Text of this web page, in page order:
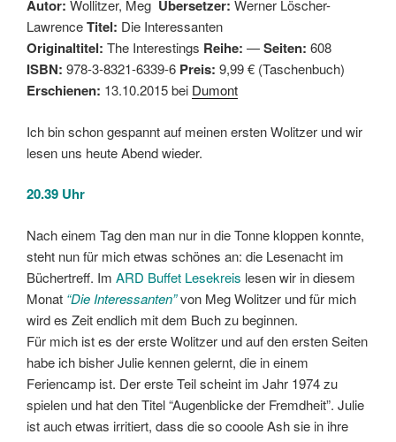
Autor: Wollitzer, Meg Übersetzer: Werner Löscher-
LawrenceTitel: Die Interessanten
Originaltitel: The Interestings Reihe: —Seiten: 608
ISBN: 978-3-8321-6339-6 Preis: 9,99 € (Taschenbuch)
Erschienen: 13.10.2015 bei Dumont
Ich bin schon gespannt auf meinen ersten Wolitzer und wir
lesen uns heute Abend wieder.
20.39 Uhr
Nach einem Tag den man nur in die Tonne kloppen konnte,
steht nun für mich etwas schönes an: die Lesenacht im
Büchertreff. Im ARD Buffet Lesekreis lesen wir in diesem
Monat “Die Interessanten”von Meg Wolitzer und für mich
wird es Zeit endlich mit dem Buch zu beginnen.
Für mich ist es der erste Wolitzer und auf den ersten Seiten
habe ich bisher Julie kennen gelernt, die in einem
Feriencamp ist. Der erste Teil scheint im Jahr 1974 zu
spielen und hat den Titel “Augenblicke der Fremdheit”. Julie
ist auch etwas irritiert, dass die so cooole Ash sie in ihre